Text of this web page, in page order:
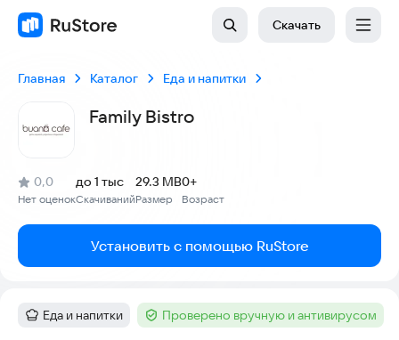
Скачать
Главная Каталог Еда и напитки
Family Bistro
Рейтинг:
0,0
(
Нет оценок
)
Скачиваний
до 1 тыс
Размер
29.3 MB
Возраст
0+
Установить с помощью RuStore
Категория:
Еда и напитки Тег :Проверено вручную и антивирусом